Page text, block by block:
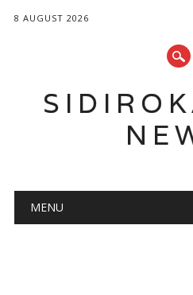
8 AUGUST 2026
Main menu
MENU